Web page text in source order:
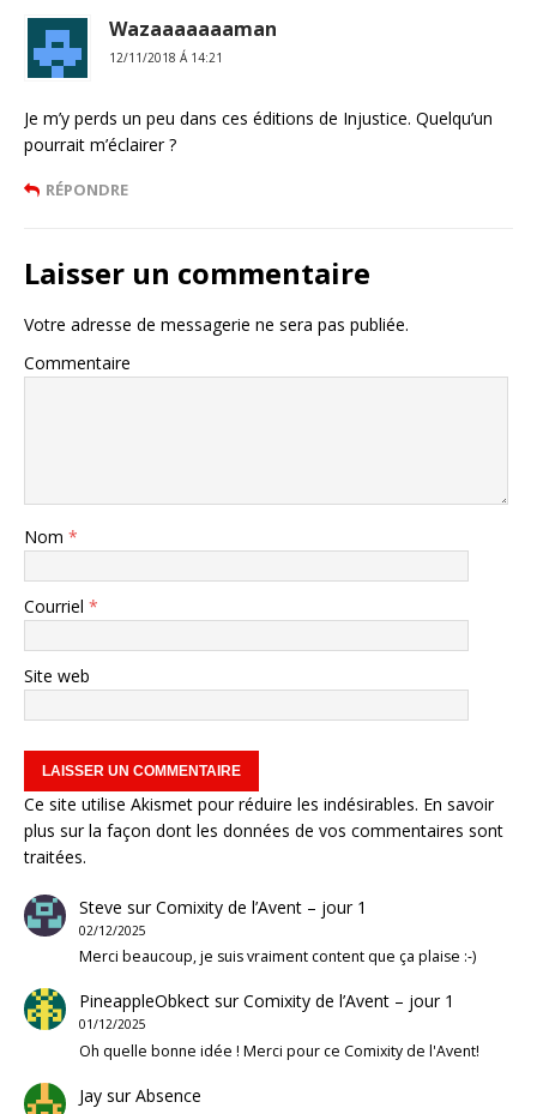
Wazaaaaaaaman
12/11/2018 Á 14:21
Je m’y perds un peu dans ces éditions de Injustice. Quelqu’un
pourrait m’éclairer ?
RÉPONDRE
Laisser un commentaire
Votre adresse de messagerie ne sera pas publiée.
Commentaire
Nom *
Courriel *
Site web
Ce site utilise Akismet pour réduire les indésirables. En savoir
plus sur la façon dont les données de vos commentaires sont
traitées.
Steve surComixity de l’Avent – jour 1
02/12/2025
Merci beaucoup, je suis vraiment content que ça plaise :-)
PineappleObkectsurComixity de l’Avent – jour 1
01/12/2025
Oh quelle bonne idée ! Merci pour ce Comixity de l'Avent!
JaysurAbsence